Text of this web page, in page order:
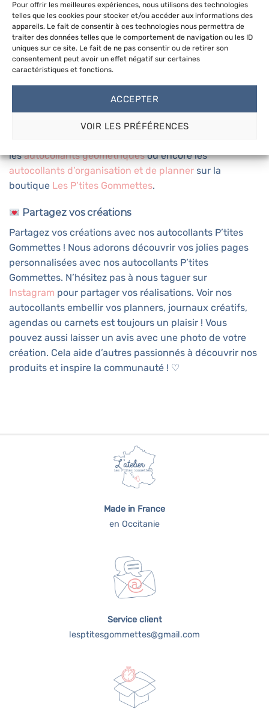
Pour offrir les meilleures expériences, nous utilisons des technologies
telles que les cookies pour stocker et/ou accéder aux informations des
appareils. Le fait de consentir à ces technologies nous permettra de
traiter des données telles que le comportement de navigation ou les ID
uniques sur ce site. Le fait de ne pas consentir ou de retirer son
consentement peut avoir un effet négatif sur certaines
caractéristiques et fonctions.
ACCEPTER
VOIR LES PRÉFÉRENCES
Dimension de la planche :15 x 21 cm (A5)
*conformes aux normes les plus strictes et les plus complètes du
monde en matière de faibles émissions de composés organiques
volatils dans les espaces intérieurs, incluant également des critères
environnements tels que les crèches, les écoles et les hôpitaux.
lesautocollants géométriquesou encore les
autocollants d’organisation et de planner sur la
boutique Les P’tites Gommettes.
Partagez vos créations
Partagez vos créations avec nos autocollants P’tites
Gommettes ! Nous adorons découvrir vos jolies pages
personnalisées avec nos autocollants P’tites
Gommettes. N’hésitez pas à nous taguer sur
Instagram pour partager vos réalisations. Voir nos
autocollants embellir vos planners, journaux créatifs,
agendas ou carnets est toujours un plaisir ! Vous
pouvez aussi laisser un avis avec une photo de votre
création. Cela aide d’autres passionnés à découvrir nos
produits et inspire la communauté ! ♡
Made in France
en Occitanie
Service client
lesptitesgommettes@gmail.com